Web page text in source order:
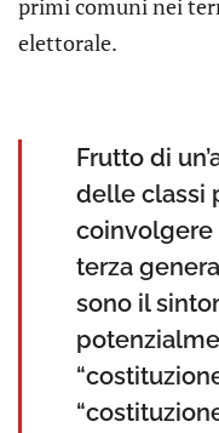
primi comuni nei
elettorale.
Frutto di
delle classi
coinvolgere
terza
sono il